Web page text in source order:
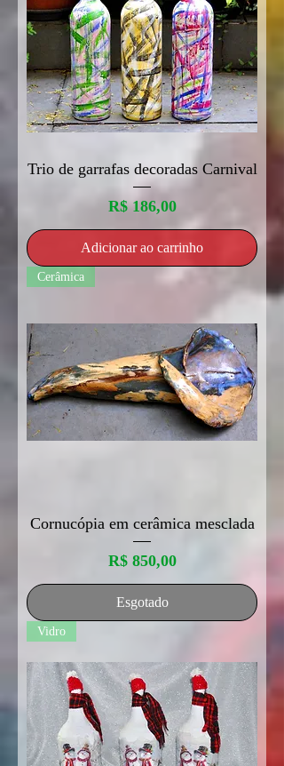
Trio de garrafas decoradas Carnival
Preço
R$ 186,00
Adicionar ao carrinho
Cerâmica
Cornucópia em cerâmica mesclada
Preço
R$ 850,00
Esgotado
Vidro